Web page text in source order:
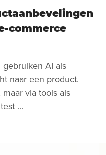
commerce
AI als
naar een product.
via tools als
...